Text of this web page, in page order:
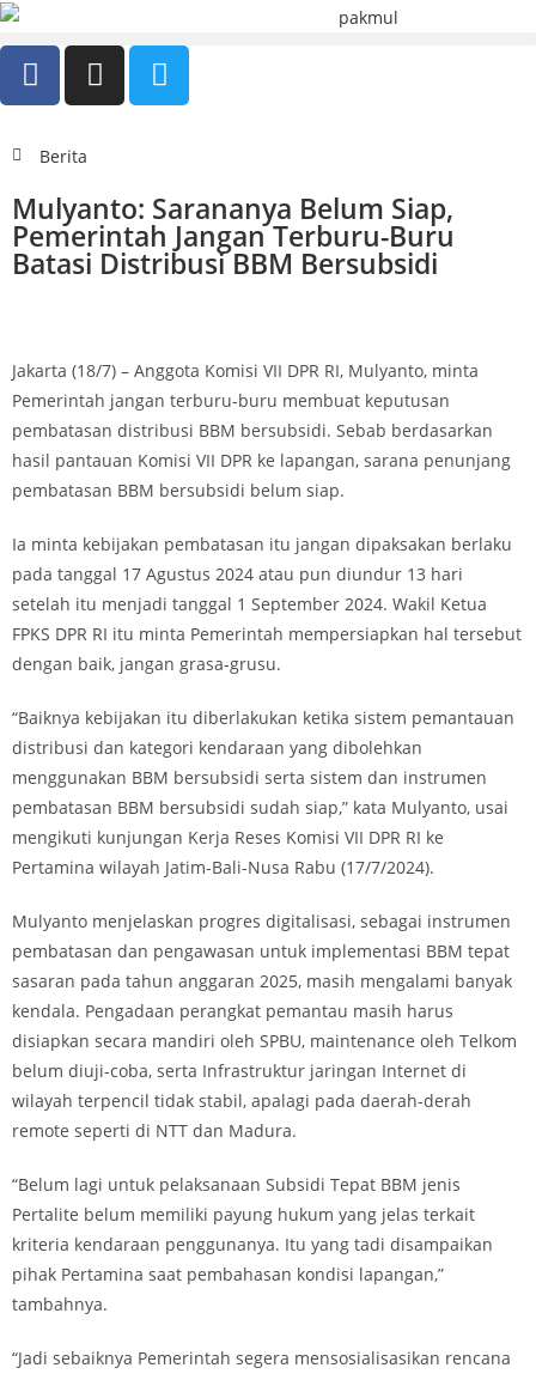
Berita
Mulyanto: Sarananya Belum Siap,
Pemerintah Jangan Terburu-Buru
Batasi Distribusi BBM Bersubsidi
Jakarta (18/7) – Anggota Komisi VII DPR RI, Mulyanto, minta
Pemerintah jangan terburu-buru membuat keputusan
pembatasan distribusi BBM bersubsidi. Sebab berdasarkan
hasil pantauan Komisi VII DPR ke lapangan, sarana penunjang
pembatasan BBM bersubsidi belum siap.
Ia minta kebijakan pembatasan itu jangan dipaksakan berlaku
pada tanggal 17 Agustus 2024 atau pun diundur 13 hari
setelah itu menjadi tanggal 1 September 2024. Wakil Ketua
FPKS DPR RI itu minta Pemerintah mempersiapkan hal tersebut
dengan baik, jangan grasa-grusu.
“Baiknya kebijakan itu diberlakukan ketika sistem pemantauan
distribusi dan kategori kendaraan yang dibolehkan
menggunakan BBM bersubsidi serta sistem dan instrumen
pembatasan BBM bersubsidi sudah siap,” kata Mulyanto, usai
mengikuti kunjungan Kerja Reses Komisi VII DPR RI ke
Pertamina wilayah Jatim-Bali-Nusa Rabu (17/7/2024).
Mulyanto menjelaskan progres digitalisasi, sebagai instrumen
pembatasan dan pengawasan untuk implementasi BBM tepat
sasaran pada tahun anggaran 2025, masih mengalami banyak
kendala. Pengadaan perangkat pemantau masih harus
disiapkan secara mandiri oleh SPBU, maintenance oleh Telkom
belum diuji-coba, serta Infrastruktur jaringan Internet di
wilayah terpencil tidak stabil, apalagi pada daerah-derah
remote seperti di NTT dan Madura.
“Belum lagi untuk pelaksanaan Subsidi Tepat BBM jenis
Pertalite belum memiliki payung hukum yang jelas terkait
kriteria kendaraan penggunanya. Itu yang tadi disampaikan
pihak Pertamina saat pembahasan kondisi lapangan,”
tambahnya.
“Jadi sebaiknya Pemerintah segera mensosialisasikan rencana